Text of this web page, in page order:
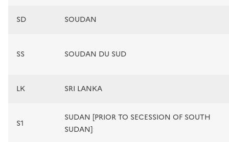
SD SOUDAN
SS SOUDAN DU SUD
LK SRI LANKA
S1
SUDAN [PRIOR TO SECESSION OF SOUTH
SUDAN]